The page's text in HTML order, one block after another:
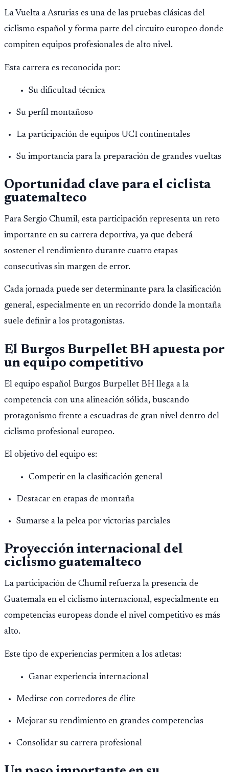
La Vuelta a Asturias es una de las pruebas clásicas del
ciclismo español y forma parte del circuito europeo donde
compiten equipos profesionales de alto nivel.
Esta carrera es reconocida por:
Su dificultad técnica
Su perfil montañoso
La participación de equipos UCI continentales
Su importancia para la preparación de grandes vueltas
Oportunidad clave para el ciclista
guatemalteco
Para Sergio Chumil, esta participación representa un reto
importante en su carrera deportiva, ya que deberá
sostener el rendimiento durante cuatro etapas
consecutivas sin margen de error.
Cada jornada puede ser determinante para la clasificación
general, especialmente en un recorrido donde la montaña
suele definir a los protagonistas.
El Burgos Burpellet BH apuesta por
un equipo competitivo
El equipo español Burgos Burpellet BH llega a la
competencia con una alineación sólida, buscando
protagonismo frente a escuadras de gran nivel dentro del
ciclismo profesional europeo.
El objetivo del equipo es:
Competir en la clasificación general
Destacar en etapas de montaña
Sumarse a la pelea por victorias parciales
Proyección internacional del
ciclismo guatemalteco
La participación de Chumil refuerza la presencia de
Guatemala en el ciclismo internacional, especialmente en
competencias europeas donde el nivel competitivo es más
alto.
Este tipo de experiencias permiten a los atletas:
Ganar experiencia internacional
Medirse con corredores de élite
Mejorar su rendimiento en grandes competencias
Consolidar su carrera profesional